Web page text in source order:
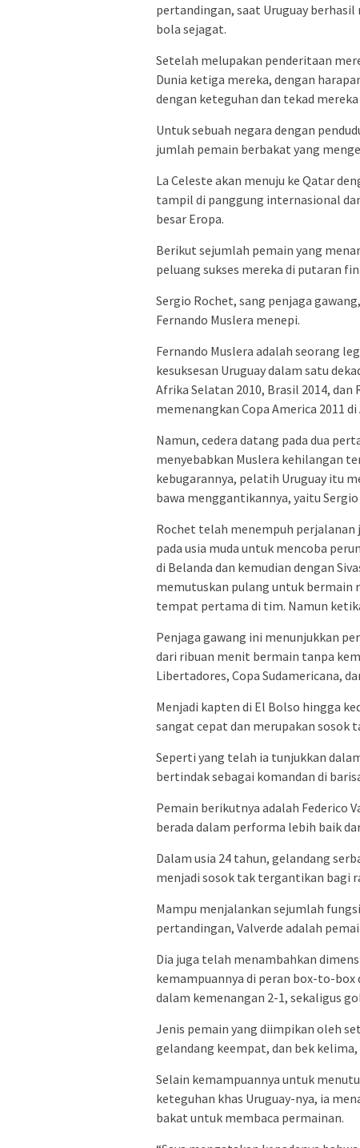
pertandingan, saat Uruguay
bola sejagat.
Setelah melupakan penderitaan
Dunia ketiga mereka, dengan
dengan keteguhan dan tekad
Untuk sebuah negara dengan
jumlah pemain berbakat yang
La Celeste akan menuju ke Qatar
tampil di panggung internasional
besar Eropa.
Berikut sejumlah pemain yang
peluang sukses mereka di putaran
Sergio Rochet, sang penjaga
Fernando Muslera menepi.
Fernando Muslera adalah seorang
kesuksesan Uruguay dalam satu
Afrika Selatan 2010, Brasil 2014,
memenangkan Copa America 2011
Namun, cedera datang pada dua
menyebabkan Muslera kehilangan
kebugarannya, pelatih Uruguay itu
bawa menggantikannya, yaitu
Rochet telah menempuh perjalanan
pada usia muda untuk mencoba
di Belanda dan kemudian dengan
memutuskan pulang untuk bermain
tempat pertama di tim. Namun
Penjaga gawang ini menunjukkan
dari ribuan menit bermain tanpa
Libertadores, Copa Sudamericana,
Menjadi kapten di El Bolso hingga
sangat cepat dan merupakan sosok
Seperti yang telah ia tunjukkan
bertindak sebagai komandan di
Pemain berikutnya adalah Federico
berada dalam performa lebih baik
Dalam usia 24 tahun, gelandang
menjadi sosok tak tergantikan bagi
Mampu menjalankan sejumlah
pertandingan, Valverde adalah
Dia juga telah menambahkan
kemampuannya di peran box-to-
dalam kemenangan 2-1, sekaligus
Jenis pemain yang diimpikan oleh
gelandang keempat, dan bek
Selain kemampuannya untuk
keteguhan khas Uruguay-nya, ia
bakat untuk membaca permainan.